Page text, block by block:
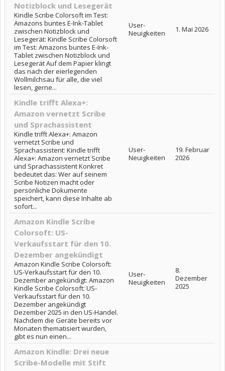
Notizblock und Lesegerät
Kindle Scribe Colorsoft im Test:
Amazons buntes E-Ink-Tablet
zwischen Notizblock und
Lesegerät: Kindle Scribe Colorsoft
im Test: Amazons buntes E-Ink-
Tablet zwischen Notizblock und
Lesegerät Auf dem Papier klingt
das nach der eierlegenden
Wollmilchsau für alle, die viel
lesen, gerne...
User-
Neuigkeiten
1. Mai 2026
Kindle trifft Alexa+:
Amazon vernetzt Scribe
und Sprachassistent
Kindle trifft Alexa+: Amazon
vernetzt Scribe und
Sprachassistent: Kindle trifft
Alexa+: Amazon vernetzt Scribe
und Sprachassistent Konkret
bedeutet das: Wer auf seinem
Scribe Notizen macht oder
persönliche Dokumente
speichert, kann diese Inhalte ab
sofort...
User-
Neuigkeiten
19. Februar
2026
Amazon Kindle Scribe
Colorsoft: US-
Verkaufsstart für den 10.
Dezember angekündigt
Amazon Kindle Scribe Colorsoft:
US-Verkaufsstart für den 10.
Dezember angekündigt: Amazon
Kindle Scribe Colorsoft: US-
Verkaufsstart für den 10.
Dezember angekündigt
Dezember 2025 in den US-Handel.
Nachdem die Geräte bereits vor
Monaten thematisiert wurden,
gibt es nun einen...
User-
Neuigkeiten
8.
Dezember
2025
Amazon Kindle: Drei neue
Scribe-Modelle mit Stift